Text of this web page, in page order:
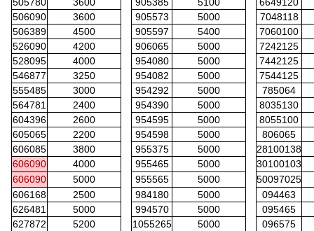
506090
3600 905573 5000
7048118
506389
4500 905597 5400
7060100
526090
4200 906065 5000
7242125
528095
4000 954080 5000
7442125
546877
3250 954082 5000
7544125
555485
3000 954292 5000
785064
564781
2400 954390 5000
8035130
604396
2600 954595 5000
8055100
605065
2200 954598 5000
806065
606085
3800 955375 5000
28100138
606090
4000 955465 5000
30100103
606090
5000 955565 5000
50097025
606168
2500 984180 5000
094463
626481
5000 994570 5000
095465
627872
5200 1055265 5000
096575